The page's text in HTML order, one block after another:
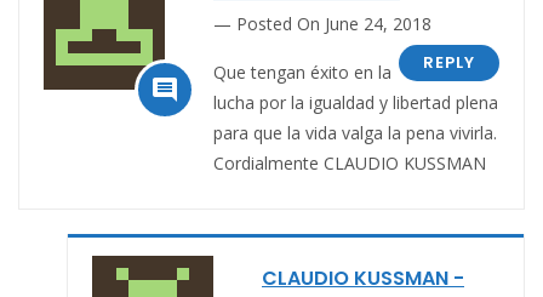

Posted On June 24, 2018
REPLY
Que tengan éxito en la
lucha por la igualdad y libertad plena
para que la vida valga la pena vivirla.
Cordialmente CLAUDIO KUSSMAN
CLAUDIO KUSSMAN -